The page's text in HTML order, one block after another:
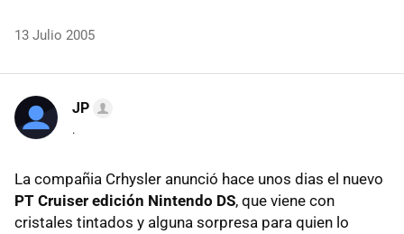
13 Julio 2005
JP
.
La compañia Crhysler anunció hace unos dias el nuevo
PT Cruiser edición Nintendo DS, que viene con
cristales tintados y alguna sorpresa para quien lo